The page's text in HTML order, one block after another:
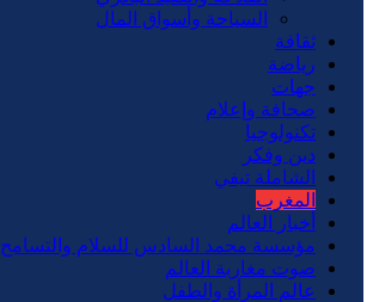
السياحة وأسواق المال
ثقافة
رياضة
جهات
صحافة وإعلام
تكنولوجيا
دين وفكر
الشاملة تيفي
المغرب
أخبار العالم
مؤسسة محمد السادس للسلام والتسامح
صوت مغاربة العالم
عالم المرأة والطفل